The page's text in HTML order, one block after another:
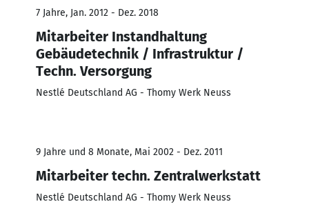
7 Jahre, Jan. 2012 - Dez. 2018
Mitarbeiter Instandhaltung
Gebäudetechnik / Infrastruktur /
Techn. Versorgung
Nestlé Deutschland AG - Thomy Werk Neuss
9 Jahre und 8 Monate, Mai 2002 - Dez. 2011
Mitarbeiter techn. Zentralwerkstatt
Nestlé Deutschland AG - Thomy Werk Neuss